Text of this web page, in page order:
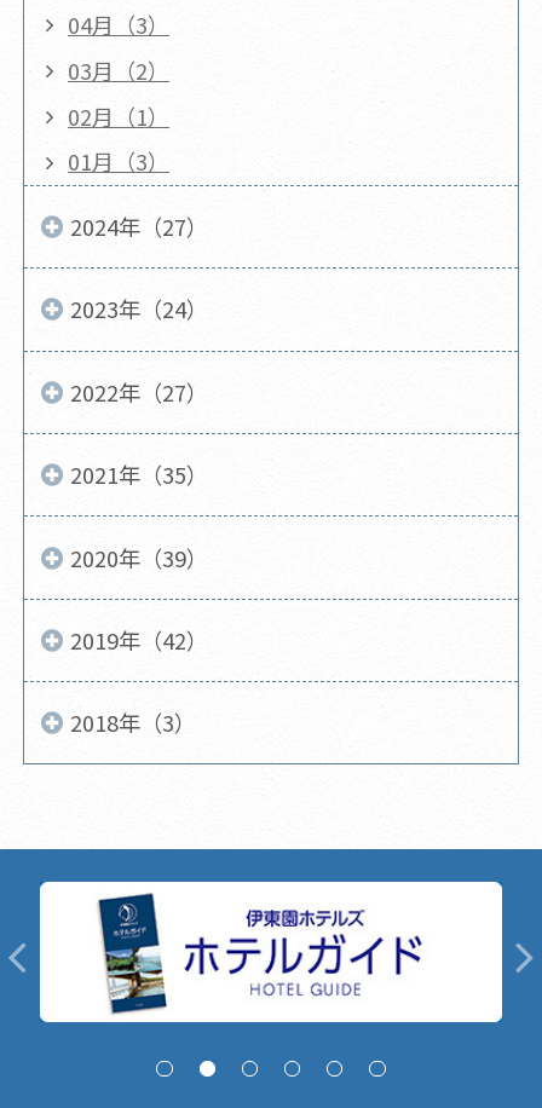
04月（3）
03月（2）
02月（1）
01月（3）
2024年（27）
2023年（24）
2022年（27）
2021年（35）
2020年（39）
2019年（42）
2018年（3）